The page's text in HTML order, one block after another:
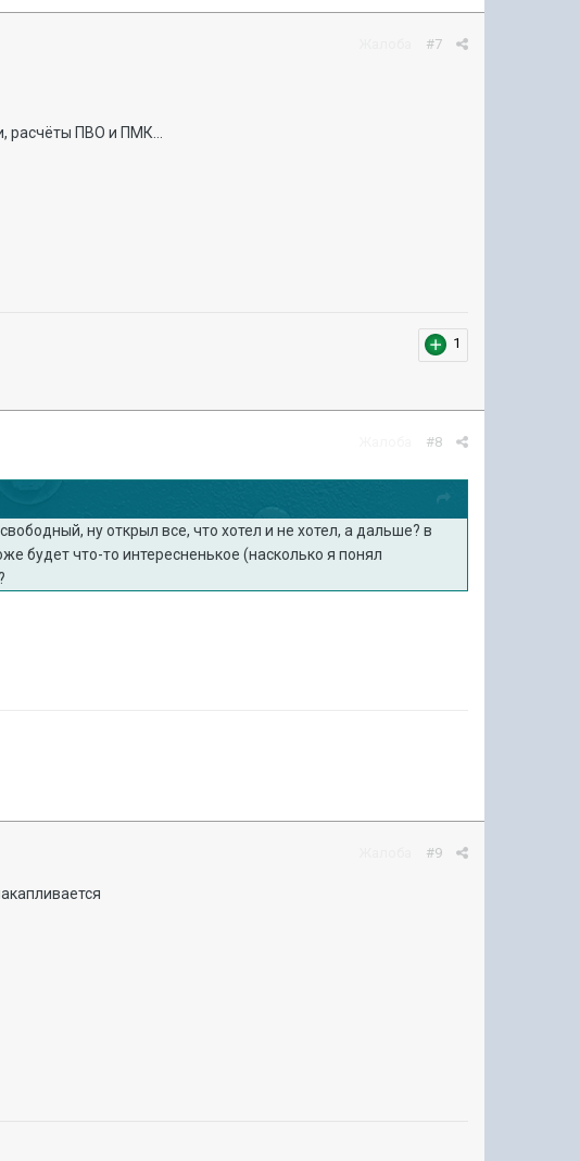
#7
расчёты ПВО и ПМК...
1
#8
ну открыл все, что хотел и не хотел, а дальше? в
будет что-то интересненькое (насколько я понял
#9